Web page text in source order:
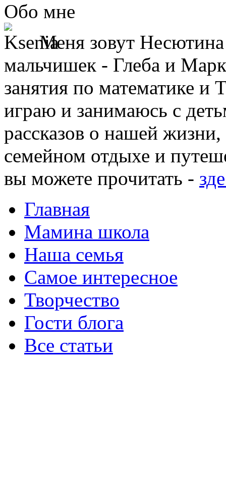
Обо мне
Меня зовут
мальчишек - Глеба и
занятия по математике
играю и занимаюсь с
рассказов о нашей
семейном отдыхе и
вы можете прочитать -
Главная
Мамина школа
Наша семья
Самое интересное
Творчество
Гости блога
Все статьи